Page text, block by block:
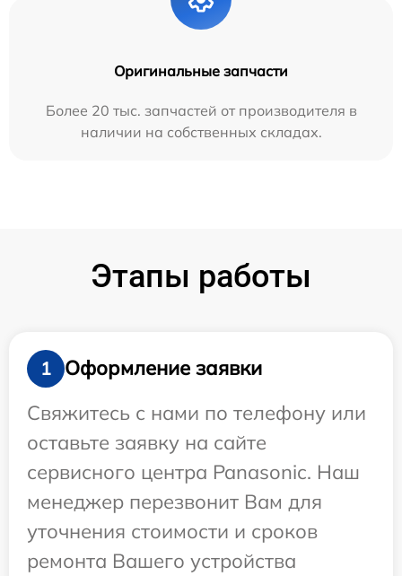
Оригинальные запчасти
Более 20 тыс. запчастей от производителя в
наличии на собственных складах.
Этапы работы
1
Оформление заявки
Свяжитесь с нами по телефону или
оставьте заявку на сайте
сервисного центра Panasonic. Наш
менеджер перезвонит Вам для
уточнения стоимости и сроков
ремонта Вашего устройства